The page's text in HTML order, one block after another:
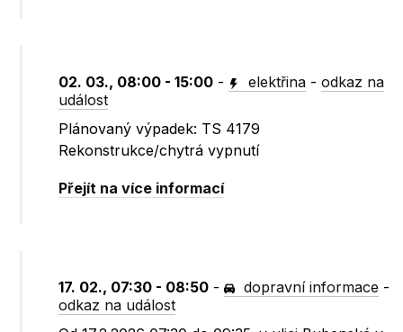
02. 03., 08:00 - 15:00 - elektřina -odkaz na
událost
Plánovaný výpadek: TS 4179
Rekonstrukce/chytrá vypnutí
Přejít na více informací
17. 02., 07:30 - 08:50 - dopravní informace -
odkaz na událost